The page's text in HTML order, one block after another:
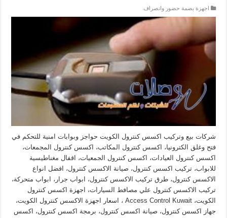
اجهزة بصمة حضور وانصراف
شركات بيع وتركيب اكسس كنترول الكويت حواجز وبوابات امنية للتحكم في
فتح وغلق الكترونيا، اكسس كنترول المكاتب، اكسس كنترول المجمعات،
اكسس كنترول العيادات، اكسس كنترول الجمعيات، اقفال مغناطيسية
للابواب، تركيب اكسس كنترول، صيانة الاكسس كنترول، افضل انواع
الاكسس كنترول، طرق تركيب الاكسس كنترول، ابواب جرار، ابواب متحركة،
تركيب الاكسس كنترول علي مصافط السيارات، اجهزة اكسس كنترول
الكويت، Access Control Kuwait ، اسعار اجهزة الاكسس كنترول الكويت،
جهاز اكسس كنترول، صيانة اكسس كنترول، برمجة اكسس كنترول، اكسس